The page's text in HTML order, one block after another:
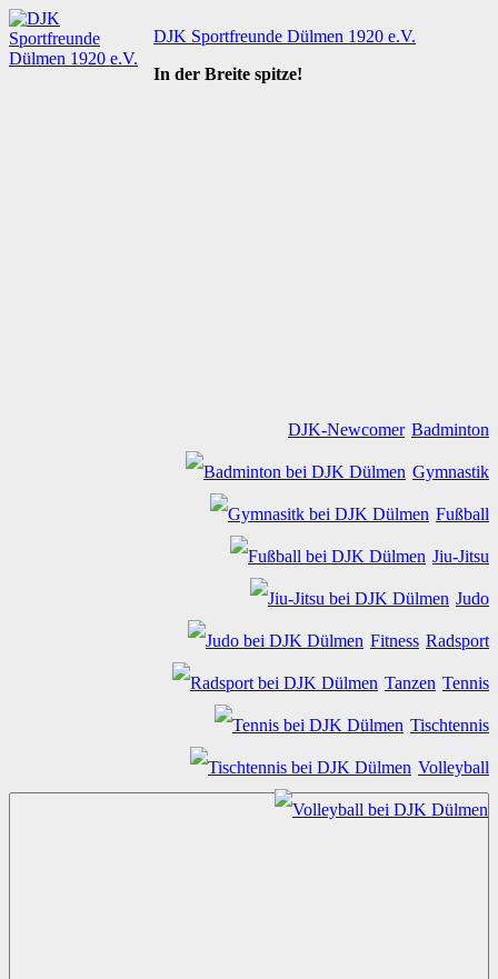
Zum
Inhalt
springen
DJK Sportfreunde Dülmen 1920 e.V.
In der Breite spitze!
DJK-Newcomer Badminton
Gymnastik
Fußball
Jiu-Jitsu
Judo
Fitness Radsport
Tanzen Tennis
Tischtennis
Volleyball